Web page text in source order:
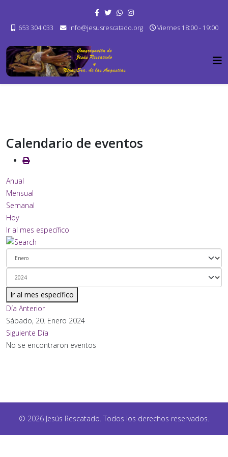
653 304 033 info@jesusrescatado.org Viernes 18:00 - 19:00
Calendario de eventos
Anual
Mensual
Semanal
Hoy
Ir al mes específico
Ir al mes específico
Día Anterior
Sábado, 20. Enero 2024
Siguiente Día
No se encontraron eventos
© 2026 Jesús Rescatado. Todos los derechos reservados.